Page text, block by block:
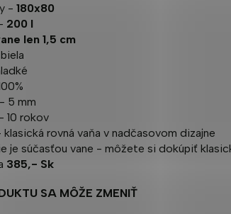
- 180x80
200 l
len 1,5 cm
5 mm
10 rokov
klasická rovná vaňa v nadčasovom dizajne
je súčasťou vane - môžete si dokúpiť
385,- Sk
SA MÔŽE ZMENIŤ